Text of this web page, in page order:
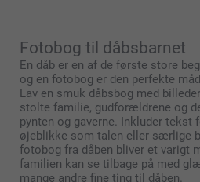
Fotobog til dåbsbarnet
En dåb er en af de første store
og en fotobog er den perfekte
Lav en smuk dåbsbog med
stolte familie, gudforældrene og
pynten og gaverne. Inkluder tekst
øjeblikke som talen eller særlige
fotobog fra dåben bliver et varigt
familien kan se tilbage på med
mange andre fine ting til dåben.